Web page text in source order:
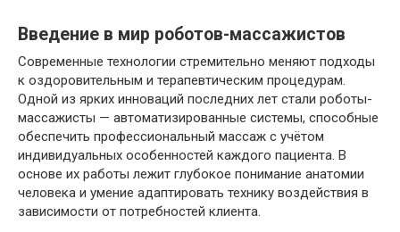
Введение в мир роботов-массажистов
Современные технологии стремительно меняют подходы
к оздоровительным и терапевтическим процедурам.
Одной из ярких инноваций последних лет стали роботы-
массажисты — автоматизированные системы, способные
обеспечить профессиональный массаж с учётом
индивидуальных особенностей каждого пациента. В
основе их работы лежит глубокое понимание анатомии
человека и умение адаптировать технику воздействия в
зависимости от потребностей клиента.